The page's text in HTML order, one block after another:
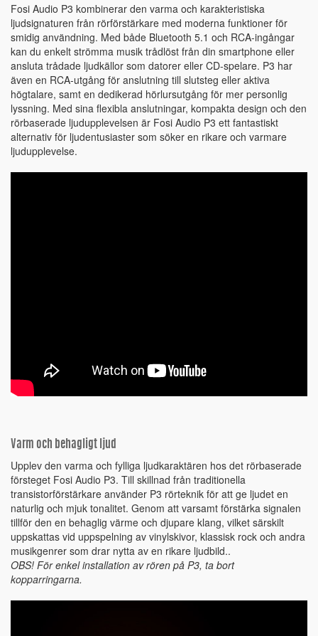
Fosi Audio P3 kombinerar den varma och karakteristiska
ljudsignaturen från rörförstärkare med moderna funktioner för
smidig användning. Med både Bluetooth 5.1 och RCA-ingångar
kan du enkelt strömma musik trådlöst från din smartphone eller
ansluta trådade ljudkällor som datorer eller CD-spelare. P3 har
även en RCA-utgång för anslutning till slutsteg eller aktiva
högtalare, samt en dedikerad hörlursutgång för mer personlig
lyssning. Med sina flexibla anslutningar, kompakta design och den
rörbaserade ljudupplevelsen är Fosi Audio P3 ett fantastiskt
alternativ för ljudentusiaster som söker en rikare och varmare
ljudupplevelse.
Varm och behagligt ljud
Upplev den varma och fylliga ljudkaraktären hos det rörbaserade
försteget Fosi Audio P3. Till skillnad från traditionella
transistorförstärkare använder P3 rörteknik för att ge ljudet en
naturlig och mjuk tonalitet. Genom att varsamt förstärka signalen
tillför den en behaglig värme och djupare klang, vilket särskilt
uppskattas vid uppspelning av vinylskivor, klassisk rock och andra
musikgenrer som drar nytta av en rikare ljudbild..
OBS! För enkel installation av rören på P3, ta bort
kopparringarna.